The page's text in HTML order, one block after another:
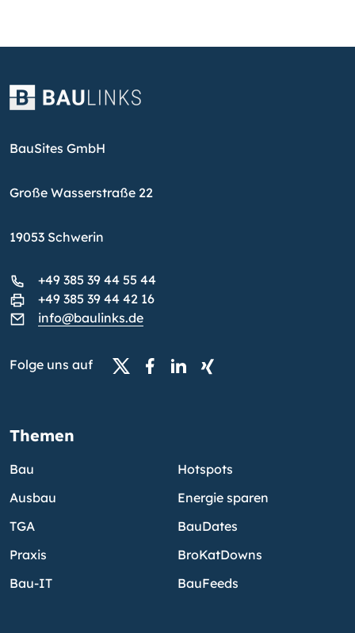
BauSites GmbH
Große Wasserstraße 22
19053 Schwerin
+49 385 39 44 55 44
+49 385 39 44 42 16
info@baulinks.de
Folge uns auf
Themen
Bau
Ausbau
TGA
Praxis
Bau-IT
Hotspots
Energie sparen
BauDates
BroKatDowns
BauFeeds